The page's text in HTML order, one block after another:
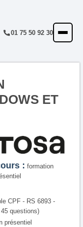
01 75 50 92 30
ACCUEIL
NOTRE OFFRE
ET
: formation
CPF - RS 6893 -
questions)
présentiel